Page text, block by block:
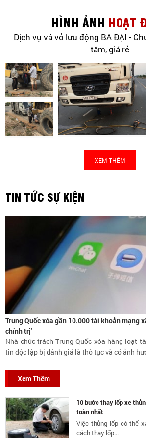
HÌNH ẢNH HOẠT
Dịch vụ vá vỏ lưu động BA ĐẠI -
tâm, giá rẻ
XEM THÊM
TIN TỨC SỰ KIỆN
Trung Quốc xóa gần 10.000 tài khoản mạng
chính trị'
Nhà chức trách Trung Quốc xóa hàng loạt
tin độc lập bị đánh giá là thô tục và có ảnh
Xem Thêm
10 bước thay lốp xe
toàn nhất
Việc thủng lốp có thể
cách thay lốp...